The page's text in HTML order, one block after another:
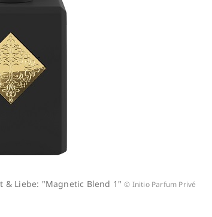
& Liebe: "Magnetic Blend 1" © Initio Parfum Privé